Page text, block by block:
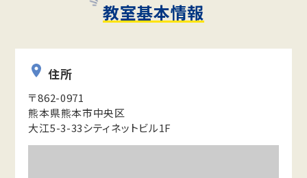
教室基本情報
住所
〒862-0971
熊本県熊本市中央区
大江5-3-33シティネットビル1F